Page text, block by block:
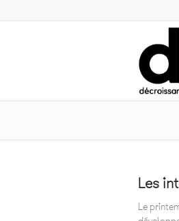
Les
Le